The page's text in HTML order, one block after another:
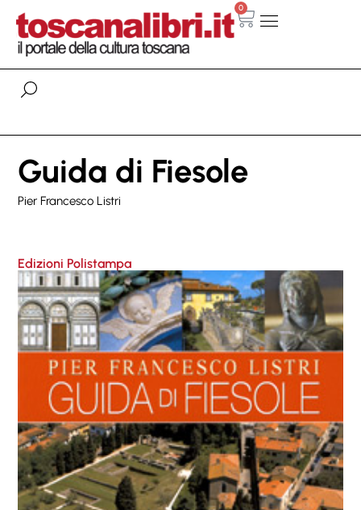
0
Guida di Fiesole
Pier Francesco Listri
Edizioni Polistampa